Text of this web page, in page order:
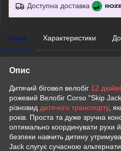
Доступна доставка
Опис Характеристики
Опис
Дитячий біговел велобіг 12
рожевий Велобіг Corso "Skip
різновид дитячого транспорту,
років. Проста та дуже зручна
оптимально координувати рухи
безпеки навчить дитину
Jack слугує сучасною